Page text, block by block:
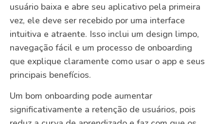
usuário baixa e abre seu aplicativo pela primeira
vez, ele deve ser recebido por uma interface
intuitiva e atraente. Isso inclui um design limpo,
navegação fácil e um processo de onboarding
que explique claramente como usar o app e seus
principais benefícios.
Um bom onboarding pode aumentar
significativamente a retenção de usuários, pois